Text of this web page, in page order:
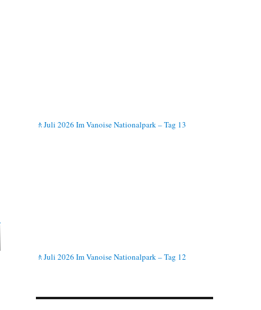
🚶Juli 2026 Im Vanoise Nationalpark – Tag 13
🚶Juli 2026 Im Vanoise Nationalpark – Tag 12